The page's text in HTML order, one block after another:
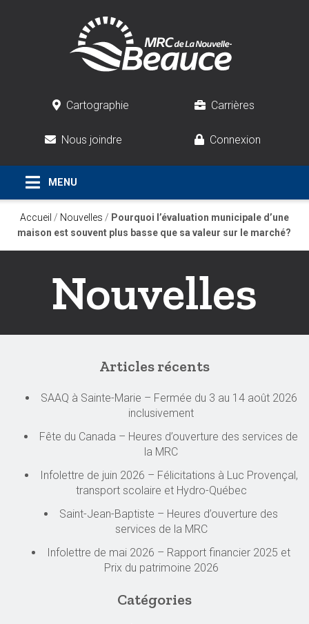
Cartographie Carrières
Nous joindre Connexion
Accueil / Nouvelles / Pourquoi l’évaluation municipale d’une
maison est souvent plus basse que sa valeur sur le marché?
Nouvelles
Articles récents
SAAQ à Sainte-Marie – Fermée du 3 au 14 août 2026
inclusivement
Fête du Canada – Heures d’ouverture des services de
la MRC
Infolettre de juin 2026 – Félicitations à Luc Provençal,
transport scolaire et Hydro-Québec
Saint-Jean-Baptiste – Heures d’ouverture des
services de la MRC
Infolettre de mai 2026 – Rapport financier 2025 et
Prix du patrimoine 2026
Catégories